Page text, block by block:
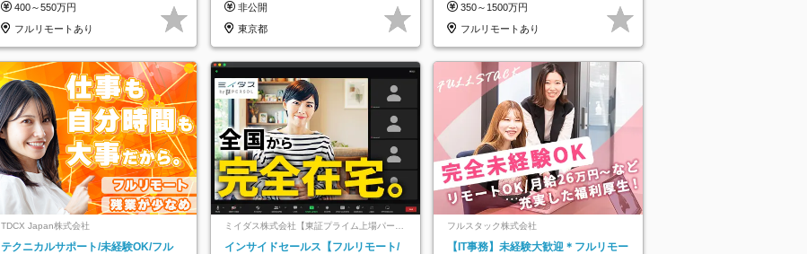
400～550万円
フルリモートあり
非公開
東京都
350～1500万円
フルリモートあり
TDCX Japan株式会社
テクニカルサポート/未経験OK/フル
ミイダス株式会社【東証プライム上場パーソ
インサイドセールス【フルリモート/
フルスタック株式会社
【IT事務】未経験大歓迎＊フルリモー